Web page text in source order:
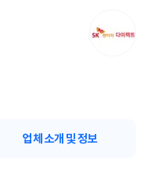
업체 소개 및 정보